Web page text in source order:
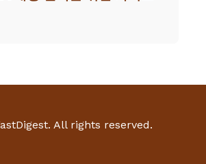
All rights reserved.